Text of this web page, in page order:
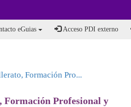
eGuias Acceso PDI externo
Formación Pro...
Formación Profesional y